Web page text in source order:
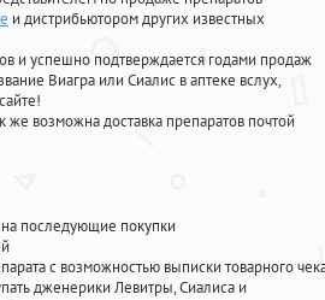
и дистрибьютором других известных
и успешно подтверждается годами продаж
Виагра или Сиалис в аптеке вслух,
же возможна доставка препаратов почтой
на последующие покупки
с возможностью выписки товарного
дженерики Левитры, Сиалиса и